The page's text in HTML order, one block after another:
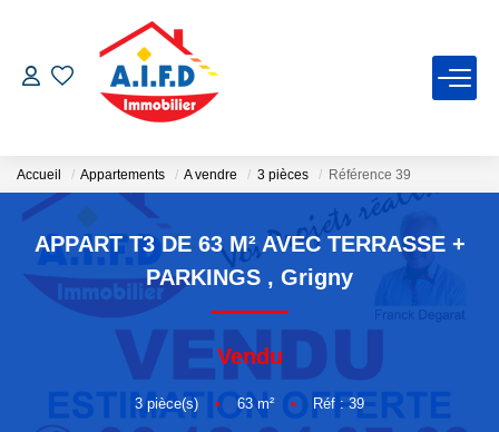
ACCUEIL
ACHETER
ESTIMER
VENDRE
NOTRE AGENCE
Accueil Appartements A vendre 3 pièces Référence 39
APPART T3 DE 63 M² AVEC TERRASSE +
PARKINGS , Grigny
Vendu
3pièce(s) • 63m² • Réf : 39